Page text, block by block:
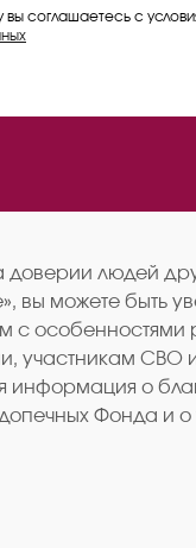
вы соглашаетесь с
доверии людей
вы можете быть
особенностями
участникам СВО
информация о
Фонда и о